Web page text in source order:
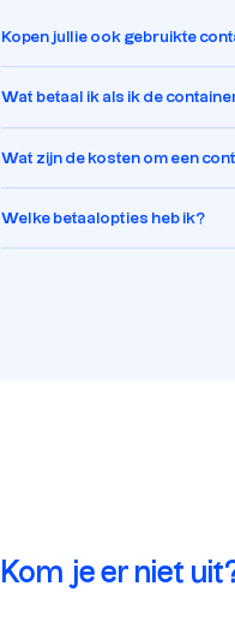
Kopen jullie ook gebruikte
Wat betaal ik als ik de
Wat zijn de kosten om een
Welke betaalopties heb ik?
Kom je er niet